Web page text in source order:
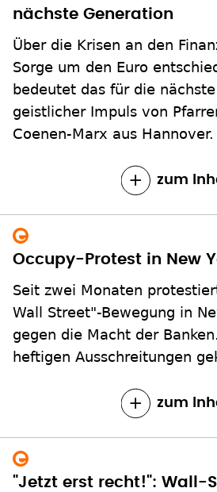
nächste Generation
Über die Krisen an den
Sorge um den Euro
bedeutet das für die
geistlicher Impuls von
Coenen-Marx aus Hannover.
zum
Occupy-Protest in New
Seit zwei Monaten
Wall Street"-Bewegung in
gegen die Macht der
heftigen Ausschreitungen
zum
"Jetzt erst recht!": Wall-